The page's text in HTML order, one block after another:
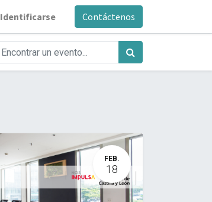
Identificarse Contáctenos
FEB.
18